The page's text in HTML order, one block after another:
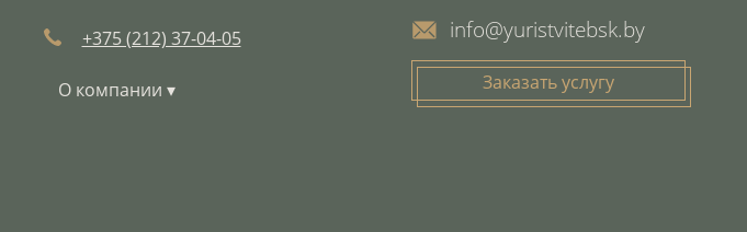
+375 (212) 37-04-05
О компании
info@yuristvitebsk.by
Заказать услугу